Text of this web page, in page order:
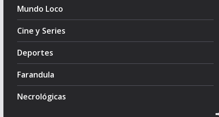
Mundo Loco
Cine y Series
Deportes
Farandula
Necrológicas